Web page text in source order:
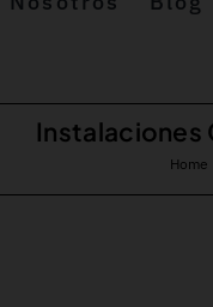
Instalaciones
Home